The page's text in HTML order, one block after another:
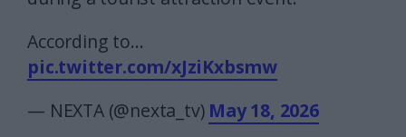
According to…
pic.twitter.com/xJziKxbsmw
— NEXTA (@nexta_tv) May 18, 2026